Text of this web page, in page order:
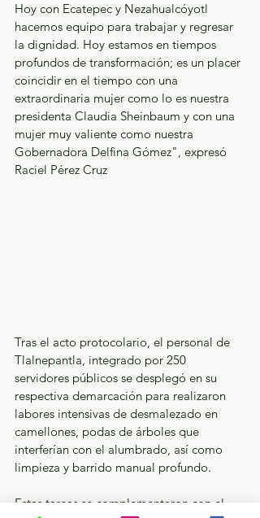
Hoy con Ecatepec y Nezahualcóyotl
hacemos equipo para trabajar y regresar
la dignidad. Hoy estamos en tiempos
profundos de transformación; es un placer
coincidir en el tiempo con una
extraordinaria mujer como lo es nuestra
presidenta Claudia Sheinbaum y con una
mujer muy valiente como nuestra
Gobernadora Delfina Gómez", expresó
Raciel Pérez Cruz
Tras el acto protocolario, el personal de
Tlalnepantla, integrado por 250
servidores públicos se desplegó en su
respectiva demarcación para realizaron
labores intensivas de desmalezado en
camellones, podas de árboles que
interferían con el alumbrado, así como
limpieza y barrido manual profundo.
Estas tareas se complementaron con el